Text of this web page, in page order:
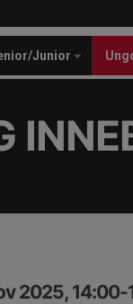
Junior
2025,